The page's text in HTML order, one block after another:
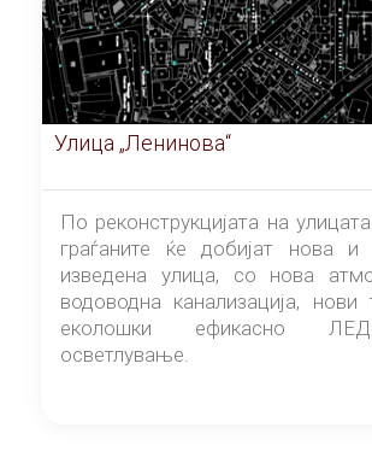
Улица „Ленинова“
По реконструкцијата на
граѓаните ќе добијат нова и
изведена улица, со нова
водоводна канализација, нови
еколошки ефикасно
осветлување.